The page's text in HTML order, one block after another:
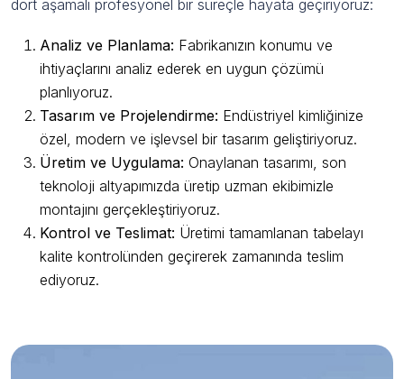
dört aşamalı profesyonel bir süreçle hayata geçiriyoruz:
Analiz ve Planlama: Fabrikanızın konumu ve
ihtiyaçlarını analiz ederek en uygun çözümü
planlıyoruz.
Tasarım ve Projelendirme: Endüstriyel kimliğinize
özel, modern ve işlevsel bir tasarım geliştiriyoruz.
Üretim ve Uygulama: Onaylanan tasarımı, son
teknoloji altyapımızda üretip uzman ekibimizle
montajını gerçekleştiriyoruz.
Kontrol ve Teslimat: Üretimi tamamlanan tabelayı
kalite kontrolünden geçirerek zamanında teslim
ediyoruz.